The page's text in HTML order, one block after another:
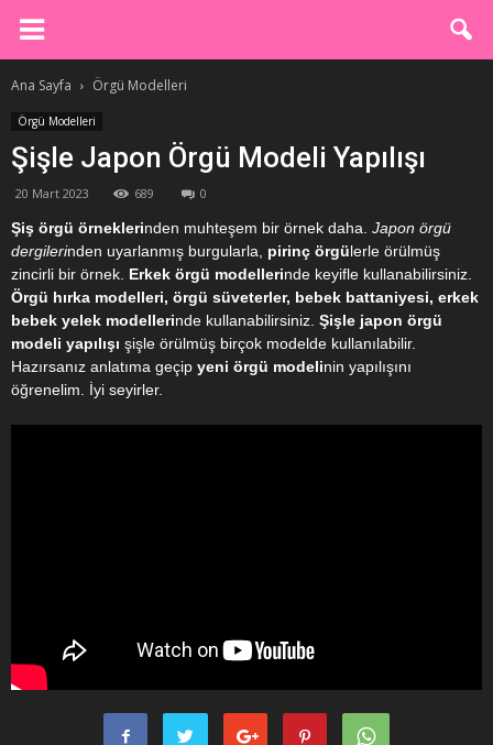
Ana Sayfa Örgü Modelleri
Örgü Modelleri
Şişle Japon Örgü Modeli Yapılışı
20 Mart 2023 689 0
Şiş örgü örneklerinden muhteşem bir örnek daha. Japon örgü
dergilerinden uyarlanmış burgularla, pirinç örgülerle örülmüş
zincirli bir örnek. Erkek örgü modellerinde keyifle kullanabilirsiniz.
Örgü hırka modelleri, örgü süveterler, bebek battaniyesi, erkek
bebek yelek modellerinde kullanabilirsiniz. Şişle japon örgü
modeli yapılışı şişle örülmüş birçok modelde kullanılabilir.
Hazırsanız anlatıma geçip yeni örgü modelinin yapılışını
öğrenelim. İyi seyirler.